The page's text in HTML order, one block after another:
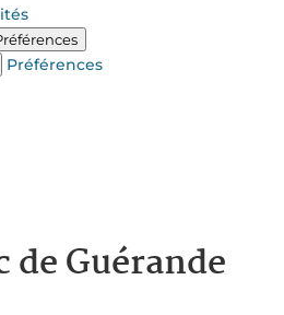
Préférences
de Guérande